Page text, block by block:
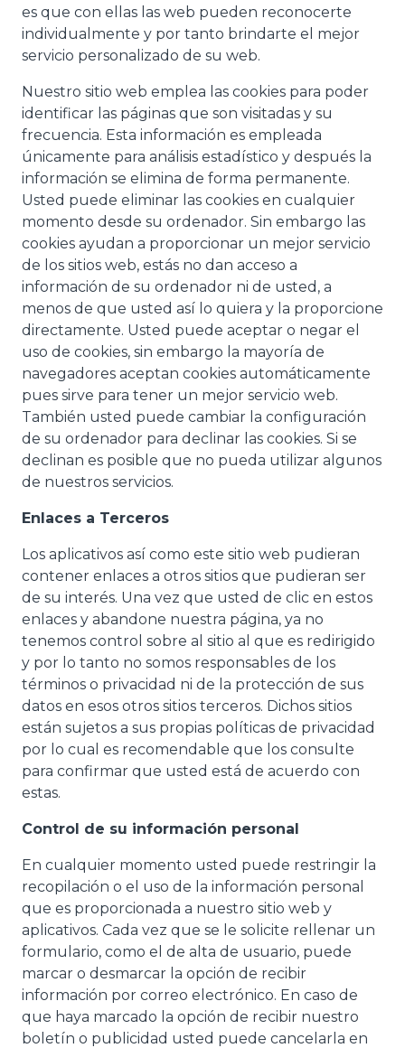
es que con ellas las web pueden reconocerte
individualmente y por tanto brindarte el mejor
servicio personalizado de su web.
Nuestro sitio web emplea las cookies para poder
identificar las páginas que son visitadas y su
frecuencia. Esta información es empleada
únicamente para análisis estadístico y después la
información se elimina de forma permanente.
Usted puede eliminar las cookies en cualquier
momento desde su ordenador. Sin embargo las
cookies ayudan a proporcionar un mejor servicio
de los sitios web, estás no dan acceso a
información de su ordenador ni de usted, a
menos de que usted así lo quiera y la proporcione
directamente. Usted puede aceptar o negar el
uso de cookies, sin embargo la mayoría de
navegadores aceptan cookies automáticamente
pues sirve para tener un mejor servicio web.
También usted puede cambiar la configuración
de su ordenador para declinar las cookies. Si se
declinan es posible que no pueda utilizar algunos
de nuestros servicios.
Enlaces a Terceros
Los aplicativos así como este sitio web pudieran
contener enlaces a otros sitios que pudieran ser
de su interés. Una vez que usted de clic en estos
enlaces y abandone nuestra página, ya no
tenemos control sobre al sitio al que es redirigido
y por lo tanto no somos responsables de los
términos o privacidad ni de la protección de sus
datos en esos otros sitios terceros. Dichos sitios
están sujetos a sus propias políticas de privacidad
por lo cual es recomendable que los consulte
para confirmar que usted está de acuerdo con
estas.
Control de su información personal
En cualquier momento usted puede restringir la
recopilación o el uso de la información personal
que es proporcionada a nuestro sitio web y
aplicativos. Cada vez que se le solicite rellenar un
formulario, como el de alta de usuario, puede
marcar o desmarcar la opción de recibir
información por correo electrónico. En caso de
que haya marcado la opción de recibir nuestro
boletín o publicidad usted puede cancelarla en